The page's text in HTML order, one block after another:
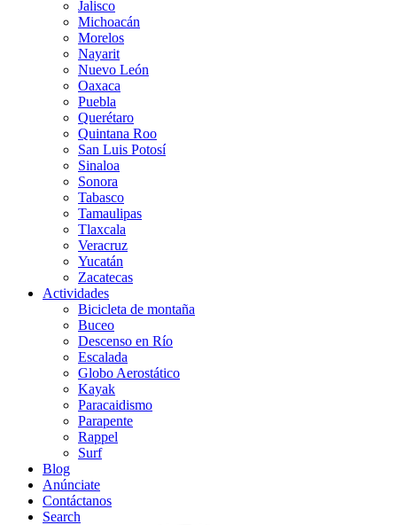
Jalisco
Michoacán
Morelos
Nayarit
Nuevo León
Oaxaca
Puebla
Querétaro
Quintana Roo
San Luis Potosí
Sinaloa
Sonora
Tabasco
Tamaulipas
Tlaxcala
Veracruz
Yucatán
Zacatecas
Actividades
Bicicleta de montaña
Buceo
Descenso en Río
Escalada
Globo Aerostático
Kayak
Paracaidismo
Parapente
Rappel
Surf
Blog
Anúnciate
Contáctanos
Search